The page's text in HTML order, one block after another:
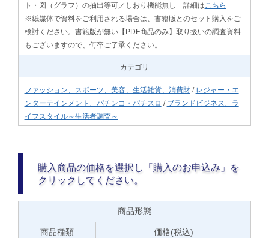
ト・図（グラフ）の抽出等可／しおり機能無し 詳細は こちら
※紙媒体で資料をご利用される場合は、書籍版とのセット購入をご
検討ください。書籍版が無い【PDF商品のみ】取り扱いの調査資料
もございますので、何卒ご了承ください。
カテゴリ
ファッション、スポーツ、美容、生活雑貨、消費財/ レジャー・エ
ンターテインメント、パチンコ・パチスロ / ブランドビジネス、ラ
イフスタイル～生活者調査～
購入商品の価格を選択し「購入のお申込み」を
クリックしてください。
商品形態
商品種類 価格(税込)